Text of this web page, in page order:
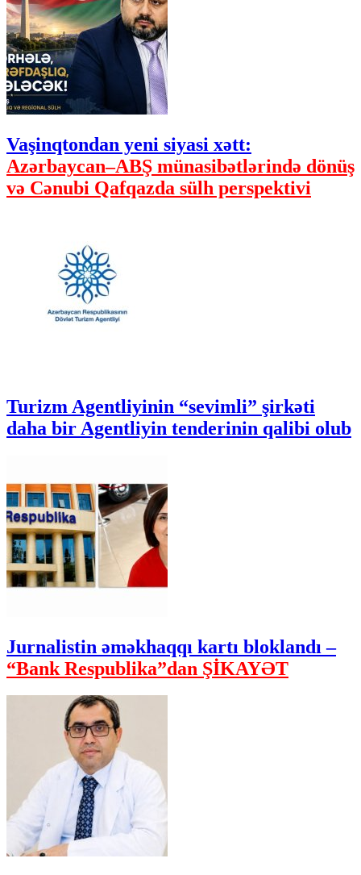
Vaşinqtondan yeni siyasi xətt:
Azərbaycan–ABŞ münasibətlərində dönüş
və Cənubi Qafqazda sülh perspektivi
Turizm Agentliyinin “sevimli” şirkəti
daha bir Agentliyin tenderinin qalibi olub
Jurnalistin əməkhaqqı kartı bloklandı –
“Bank Respublika”dan ŞİKAYƏT